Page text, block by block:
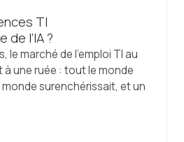
TI
de l’IA ?
le marché de l'emploi TI au
une ruée : tout le monde
surenchérissait, et un